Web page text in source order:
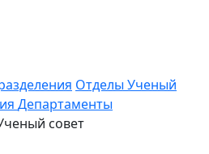
Отделы Ученый
Департаменты
совет